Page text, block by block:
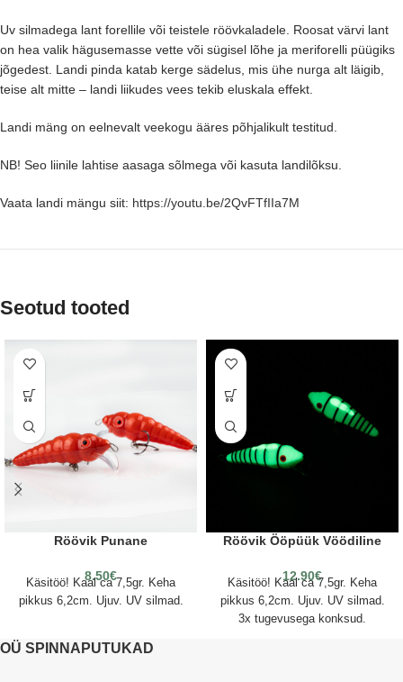
Uv silmadega lant forellile või teistele röövkaladele. Roosat värvi lant
on hea valik hägusemasse vette või sügisel lõhe ja meriforelli püügiks
jõgedest. Landi pinda katab kerge sädelus, mis ühe nurga alt läigib,
teise alt mitte – landi liikudes vees tekib eluskala effekt.
Landi mäng on eelnevalt veekogu ääres põhjalikult testitud.
NB! Seo liinile lahtise aasaga sõlmega või kasuta landilõksu.
Vaata landi mängu siit: https://youtu.be/2QvFTfIIa7M
Seotud tooted
Röövik Punane
8.50€
Käsitöö! Kaal ca 7,5gr. Keha
pikkus 6,2cm. Ujuv. UV silmad.
Röövik Ööpüük Vöödiline
12.90€
Käsitöö! Kaal ca 7,5gr. Keha
pikkus 6,2cm. Ujuv. UV silmad.
3x tugevusega konksud.
OÜ SPINNAPUTUKAD